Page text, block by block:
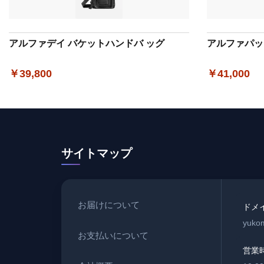
アルファデイ バケットハンドバ ッグ
￥39,800
アルファパ
￥41,000
サイトマップ
お届けについて
お支払いについて
ドメ
営業